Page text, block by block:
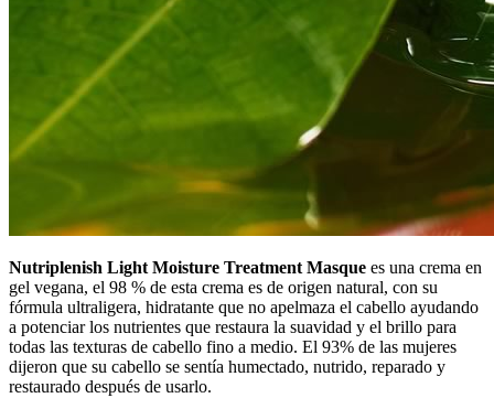
Nutriplenish Light Moisture Treatment Masque es una crema en
gel vegana, el 98 % de esta crema es de origen natural, con su
fórmula ultraligera, hidratante que no apelmaza el cabello ayudando
a potenciar los nutrientes que restaura la suavidad y el brillo para
todas las texturas de cabello fino a medio. El 93% de las mujeres
dijeron que su cabello se sentía humectado, nutrido, reparado y
restaurado después de usarlo.